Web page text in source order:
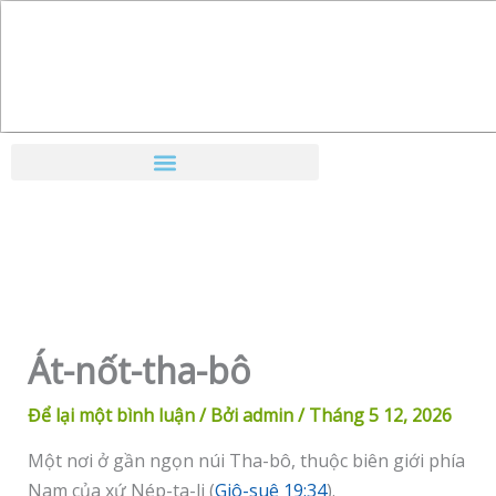
Át-nốt-tha-bô
Để lại một bình luận/ Bởiadmin/Tháng 5 12, 2026
Một nơi ở gần ngọn núi Tha-bô, thuộc biên giới phía
Nam của xứ Nép-ta-li (Giô-suê 19:34).